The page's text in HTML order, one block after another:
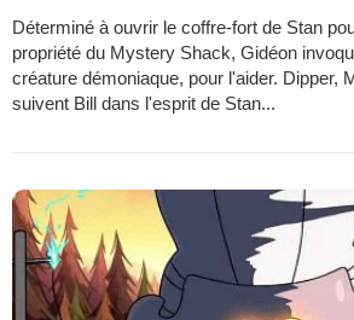
Déterminé à ouvrir le coffre-fort de Stan
propriété du Mystery Shack, Gidéon
créature démoniaque, pour l'aider. Dipper,
suivent Bill dans l'esprit de Stan...